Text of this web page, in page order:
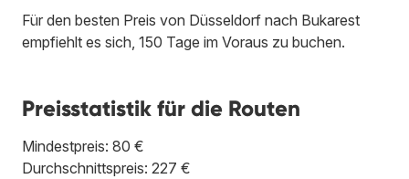
Für den besten Preis von Düsseldorf nach Bukarest
empfiehlt es sich, 150 Tage im Voraus zu buchen.
Preisstatistik für die Routen
Mindestpreis: 80 €
Durchschnittspreis: 227 €